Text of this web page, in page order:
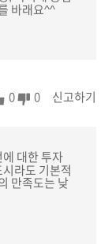
바래요^^
0 0 신고하기
에 대한 투자
라도 기본적
만족도는 낮